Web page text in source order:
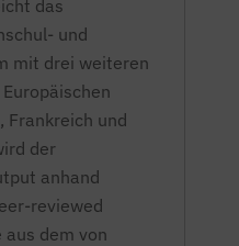
das
und
mit drei weiteren
Frankreich und
der
anhand
reviewed
dem von